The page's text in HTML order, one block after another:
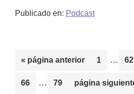
Quién
curly
asesoría
Publicado en: Podcast
« Ir
la
página anterior Página
1
Páginas
… 62
Página
66
Páginas
… Página
79
Ir
página